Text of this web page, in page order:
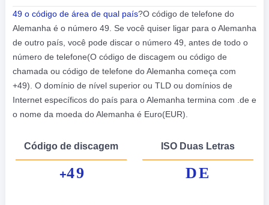
49 o código de área de qual país?O código de telefone do
Alemanha é o número 49. Se você quiser ligar para o Alemanha
de outro país, você pode discar o número 49, antes de todo o
número de telefone(O código de discagem ou código de
chamada ou código de telefone do Alemanha começa com
+49). O domínio de nível superior ou TLD ou domínios de
Internet específicos do país para o Alemanha termina com .de e
o nome da moeda do Alemanha é Euro(EUR).
Código de discagem
+49
ISO Duas Letras
DE